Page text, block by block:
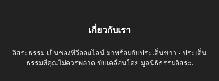
เกี่ยวกับเรา
อิสระธรรม เป็นช่องทีวีออนไลน์ มาพร้อมกับประเด็นข่าว - ประเด็น
ธรรมที่คุณไม่ควรพลาด ขับเคลื่อนโดย มูลนิธิธรรมอิสระ.